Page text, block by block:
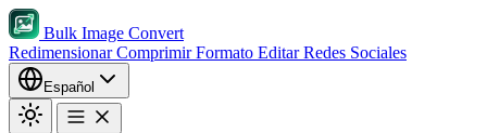
Bulk Image Convert
RedimensionarComprimirFormato EditarRedes Sociales
Español